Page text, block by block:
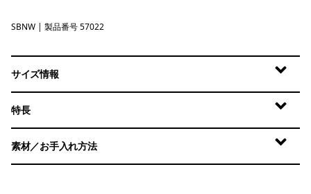
Solar Blocks: New Navy
SBNW | 製品番号 57022
サイズ情報
特長
素材／お手入れ方法